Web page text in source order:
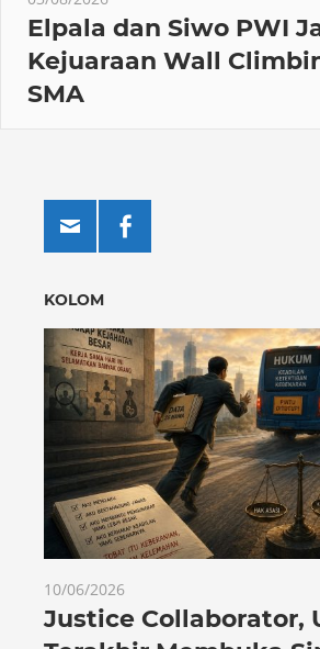
Elpala dan Siwo PWI
Kejuaraan Wall
SMA
KOLOM
10/06/2026
Justice Collaborator,